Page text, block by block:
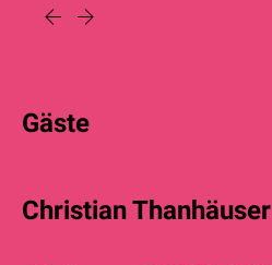
Gäste
Christian Thanhäuser